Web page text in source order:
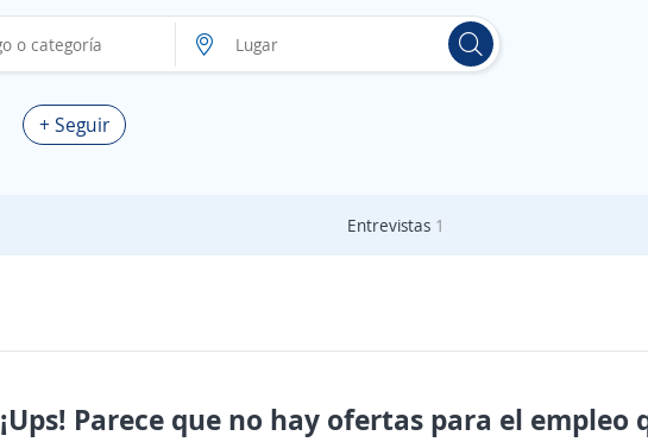
+ Seguir
Entrevistas 1
¡Ups! Parece que no hay ofertas para el empleo